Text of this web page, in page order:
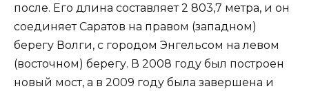
после. Его длина составляет 2 803,7 метра, и он
соединяет Саратов на правом (западном)
берегу Волги, с городом Энгельсом на левом
(восточном) берегу. В 2008 году был построен
новый мост, а в 2009 году была завершена и